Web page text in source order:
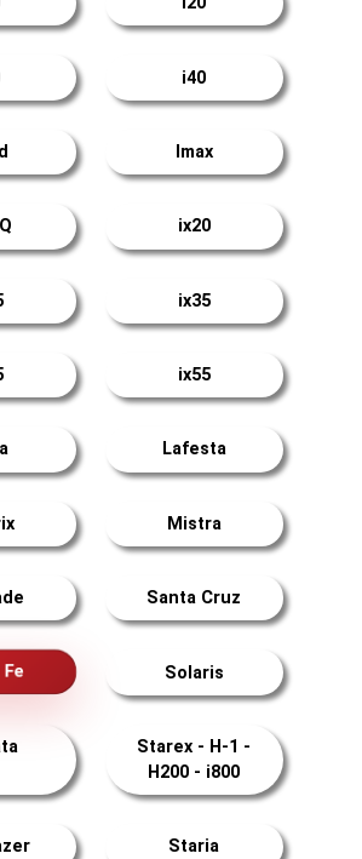
i40
Imax
ix20
ix35
ix55
Lafesta
Mistra
Santa Cruz
Solaris
Starex - H-1 -
H200 - i800
Staria